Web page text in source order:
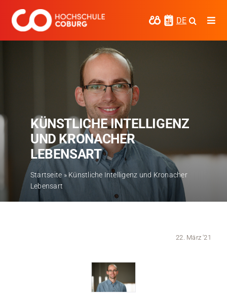
Inhalt
springen
DE
Hochschule Coburg
Regionalentwicklung
Entdecke die Region
Informationen für …
KÜNSTLICHE INTELLIGENZ
UND KRONACHER
LEBENSART
Startseite » Künstliche Intelligenz und Kronacher
Lebensart
22. März '21